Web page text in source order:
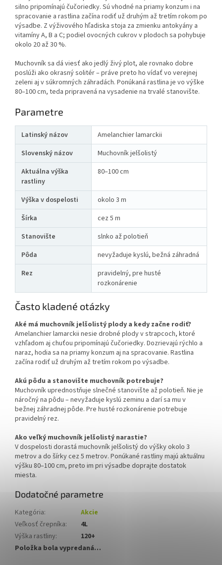
silno pripomínajú čučoriedky. Sú vhodné na priamy konzum i na
spracovanie a rastlina začína rodiť už druhým až tretím rokom po
výsadbe. Z výživového hľadiska stoja za zmienku antokyány a
vitamíny A, B a C; podiel ovocných cukrov v plodoch sa pohybuje
okolo 20 až 30 %.
Muchovník sa dá viesť ako jedlý živý plot, ale rovnako dobre
poslúži ako okrasný solitér – práve preto ho vídať vo verejnej
zeleni aj v súkromných záhradách. Ponúkaná rastlina je vo výške
80–100 cm, teda pripravená na vysadenie na trvalé stanovište.
Parametre
Latinský názov
Amelanchier lamarckii
Slovenský názov
Muchovník jelšolistý
Aktuálna výška
rastliny
80–100 cm
Výška v dospelosti
okolo 3 m
Šírka
cez 5 m
Stanovište
slnko až polotieň
Pôda
nevyžaduje kyslú, bežná záhradná
Rez
pravidelný, pre husté
rozkonárenie
Často kladené otázky
Aké má muchovník jelšolistý plody a kedy začne rodiť?
Amelanchier lamarckii nesie drobné plody v strapcoch, ktoré
vzhľadom aj chuťou pripomínajú čučoriedky. Dozrievajú rýchlo a
naraz, hodia sa na priamy konzum aj na spracovanie. Rastlina
začína rodiť už druhým až tretím rokom po výsadbe.
Akú pôdu a stanovište muchovník potrebuje?
Muchovník uprednostňuje slnečné stanovište až polotieň. Nie je
náročný na pôdu – nevyžaduje kyslú zeminu a darí sa mu v
bežnej záhradnej pôde. Pre husté rozkonárenie potrebuje
pravidelný rez.
Ako veľký muchovník jelšolistý narastie?
V dospelosti dorastá muchovník jelšolistý do výšky okolo 3
metrov a do šírky cez 5 metrov. Ponúkané rastliny majú aktuálnu
výšku 80–100 cm, preto im pri výsadbe doprajte dostatok
miesta.
Dodatočné parametre
Kategória:
Akcie
Veľkosť črepníka:
4L
Výška rastliny:
120+
Položka bola vypredaná…